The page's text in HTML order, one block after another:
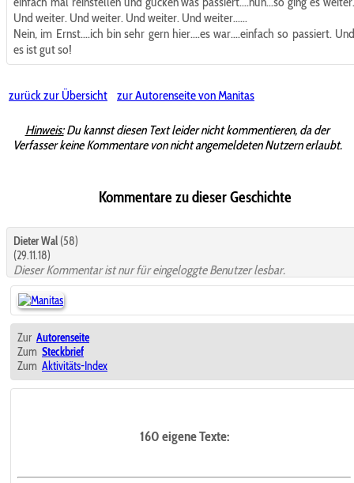
Und weiter. Und weiter. Und weiter. Und weiter......
Nein, im Ernst....ich bin sehr gern hier....es war....einfach so passiert. Und
es ist gut so!
zurück zur Übersicht zur Autorenseite von Manitas
Hinweis:Du kannst diesen Text leider nicht kommentieren, da der
Verfasser keine Kommentare von nicht angemeldeten Nutzern erlaubt.
Kommentare zu dieser Geschichte
Dieter Wal (58)
(29.11.18)
Dieser Kommentar ist nur für eingeloggte Benutzer lesbar.
Zur Autorenseite
Zum Steckbrief
Zum Aktivitäts-Index
160 eigene Texte: